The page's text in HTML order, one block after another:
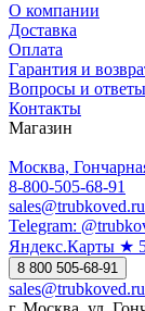
О компании
Доставка
Оплата
Гарантия и
Вопросы и ответы
Контакты
Магазин
Москва,
8-800-505-68-91
sales@trubkoved.ru
Telegram:
Яндекс.Карты ★
8 800 505-68-91
sales@trubkoved.ru